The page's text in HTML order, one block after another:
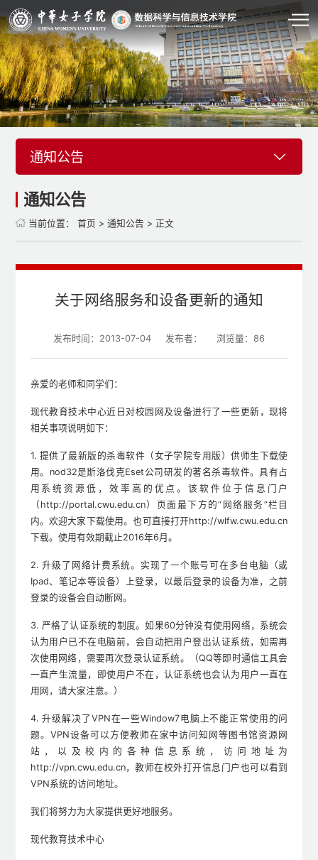
通知公告
通知公告
当前位置： 首页 > 通知公告 > 正文
关于网络服务和设备更新的通知
发布时间：2013-07-04 发布者： 浏览量： 86
亲爱的老师和同学们：
现代教育技术中心近日对校园网及设备进行了一些更新，现将
相关事项说明如下：
1. 提供了最新版的杀毒软件（女子学院专用版）供师生下载使
用。nod32是斯洛伐克Eset公司研发的著名杀毒软件。具有占
用系统资源低，效率高的优点。该软件位于信息门户
（http://portal.cwu.edu.cn）页面最下方的“网络服务”栏目
内。欢迎大家下载使用。也可直接打开http://wlfw.cwu.edu.cn
下载。使用有效期截止2016年6月。
2. 升级了网络计费系统。实现了一个账号可在多台电脑（或
Ipad、笔记本等设备）上登录，以最后登录的设备为准，之前
登录的设备会自动断网。
3. 严格了认证系统的制度。如果60分钟没有使用网络，系统会
认为用户已不在电脑前，会自动把用户登出认证系统，如需再
次使用网络，需要再次登录认证系统。（QQ等即时通信工具会
一直产生流量，即使用户不在，认证系统也会认为用户一直在
用网，请大家注意。）
4. 升级解决了VPN在一些Window7电脑上不能正常使用的问
题。VPN设备可以方便教师在家中访问知网等图书馆资源网
站，以及校内的各种信息系统，访问地址为
http://vpn.cwu.edu.cn，教师在校外打开信息门户也可以看到
VPN系统的访问地址。
我们将努力为大家提供更好地服务。
现代教育技术中心